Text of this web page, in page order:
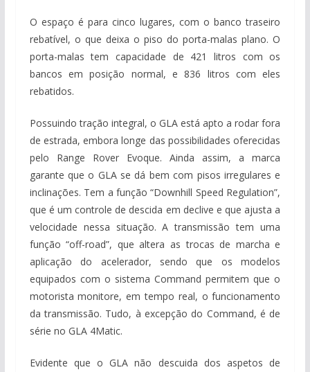
O espaço é para cinco lugares, com o banco traseiro
rebatível, o que deixa o piso do porta-malas plano. O
porta-malas tem capacidade de 421 litros com os
bancos em posição normal, e 836 litros com eles
rebatidos.
Possuindo tração integral, o GLA está apto a rodar fora
de estrada, embora longe das possibilidades oferecidas
pelo Range Rover Evoque. Ainda assim, a marca
garante que o GLA se dá bem com pisos irregulares e
inclinações. Tem a função “Downhill Speed Regulation”,
que é um controle de descida em declive e que ajusta a
velocidade nessa situação. A transmissão tem uma
função “off-road”, que altera as trocas de marcha e
aplicação do acelerador, sendo que os modelos
equipados com o sistema Command permitem que o
motorista monitore, em tempo real, o funcionamento
da transmissão. Tudo, à excepção do Command, é de
série no GLA 4Matic.
Evidente que o GLA não descuida dos aspetos de